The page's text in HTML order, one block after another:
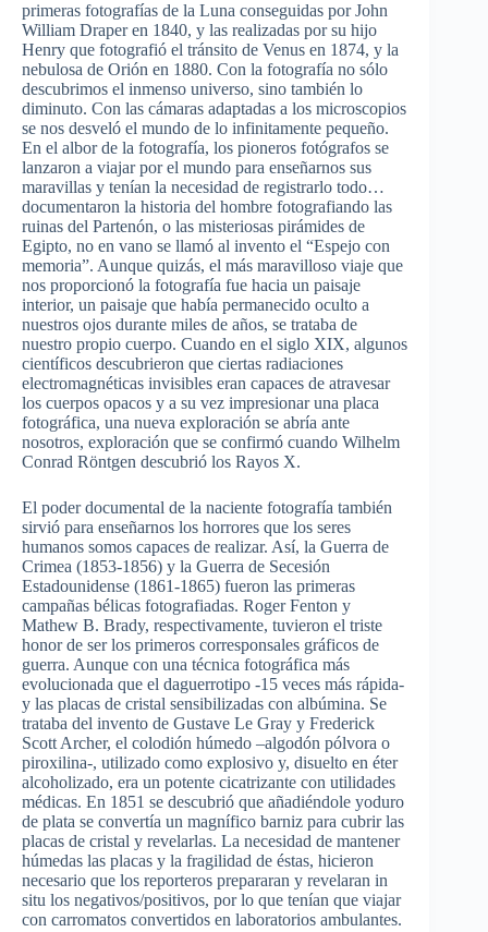
primeras fotografías de la Luna conseguidas por John
William Draper en 1840, y las realizadas por su hijo
Henry que fotografió el tránsito de Venus en 1874, y la
nebulosa de Orión en 1880. Con la fotografía no sólo
descubrimos el inmenso universo, sino también lo
diminuto. Con las cámaras adaptadas a los microscopios
se nos desveló el mundo de lo infinitamente pequeño.
En el albor de la fotografía, los pioneros fotógrafos se
lanzaron a viajar por el mundo para enseñarnos sus
maravillas y tenían la necesidad de registrarlo todo…
documentaron la historia del hombre fotografiando las
ruinas del Partenón, o las misteriosas pirámides de
Egipto, no en vano se llamó al invento el “Espejo con
memoria”. Aunque quizás, el más maravilloso viaje que
nos proporcionó la fotografía fue hacia un paisaje
interior, un paisaje que había permanecido oculto a
nuestros ojos durante miles de años, se trataba de
nuestro propio cuerpo. Cuando en el siglo XIX, algunos
científicos descubrieron que ciertas radiaciones
electromagnéticas invisibles eran capaces de atravesar
los cuerpos opacos y a su vez impresionar una placa
fotográfica, una nueva exploración se abría ante
nosotros, exploración que se confirmó cuando Wilhelm
Conrad Röntgen descubrió los Rayos X.
El poder documental de la naciente fotografía también
sirvió para enseñarnos los horrores que los seres
humanos somos capaces de realizar. Así, la Guerra de
Crimea (1853-1856) y la Guerra de Secesión
Estadounidense (1861-1865) fueron las primeras
campañas bélicas fotografiadas. Roger Fenton y
Mathew B. Brady, respectivamente, tuvieron el triste
honor de ser los primeros corresponsales gráficos de
guerra. Aunque con una técnica fotográfica más
evolucionada que el daguerrotipo -15 veces más rápida-
y las placas de cristal sensibilizadas con albúmina. Se
trataba del invento de Gustave Le Gray y Frederick
Scott Archer, el colodión húmedo –algodón pólvora o
piroxilina-, utilizado como explosivo y, disuelto en éter
alcoholizado, era un potente cicatrizante con utilidades
médicas. En 1851 se descubrió que añadiéndole yoduro
de plata se convertía un magnífico barniz para cubrir las
placas de cristal y revelarlas. La necesidad de mantener
húmedas las placas y la fragilidad de éstas, hicieron
necesario que los reporteros prepararan y revelaran in
situ los negativos/positivos, por lo que tenían que viajar
con carromatos convertidos en laboratorios ambulantes.